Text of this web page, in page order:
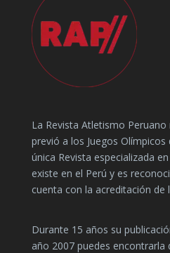
La Revista Atletismo
previó a los Juegos Olímpicos
única Revista especializada
existe en el Perú y es
cuenta con la acreditación de
Durante 15 años su
año 2007 puedes encontrarla